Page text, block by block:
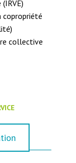
copropriété
collective